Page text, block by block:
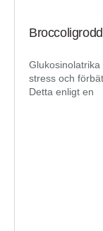
stress och
Detta enligt en